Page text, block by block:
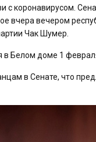
с коронавирусом.
вчера вечером
Чак Шумер.
Белом доме 1
в Сенате, что